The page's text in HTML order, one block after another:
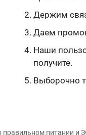
Держим
Даем
Наши
получите.
Выборочно
правильном питании и